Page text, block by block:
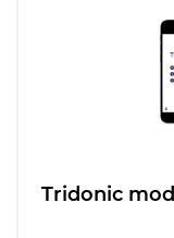
Tridonic